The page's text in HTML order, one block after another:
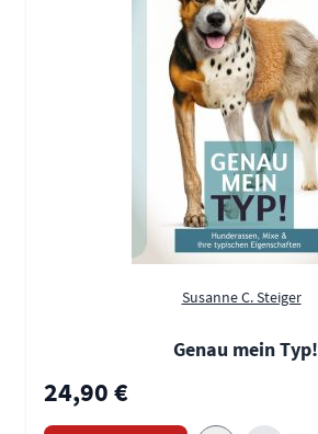
Susanne C. Steiger
Genau mein Typ!
24,90 €